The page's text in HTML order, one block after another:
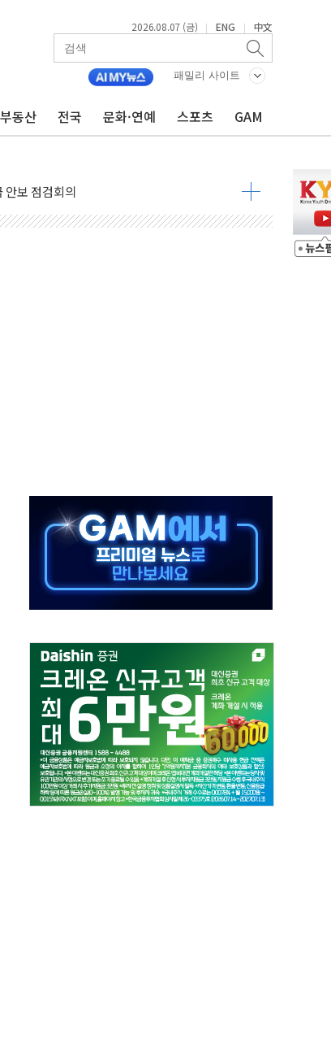
2026.08.07 (금) | ENG | 中文
패밀리 사이트
부동산 전국 문화·연예 스포츠 GAM
원국 공격 검토… 거짓 깃발 작전"
·AI 데이터센터·모빌리티 구체화
·자본시장법 개정 논의"
속 혼조세...웨스턴디지털·샌디스크↓
개방 기대에 강세
승...호실적 보고 기업 상승세 뚜렷
대감에 홀로 상한가…마진 잔액은 사상 최고
수위…숨은 차입이 더 큰 변수"
대 中과 비교해야"
봉'의 대민 봉사
발사… 올해 10번째·42일 만 도발
기… 반군·마약카르텔이 습득해 전투 활용
면 부식 물질"
화...외국인 노동자 숨져